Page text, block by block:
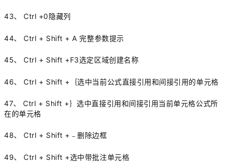
43、 Ctrl +0隐藏列
44、 Ctrl + Shift + A 完整参数提示
45、 Ctrl + Shift +F3选定区域创建名称
46、 Ctrl + Shift +｛选中当前公式直接引用和间接引用的单元格
47、 Ctrl + Shift +｝选中直接引用和间接引用当前单元格公式所
在的单元格
48、 Ctrl + Shift +﹣删除边框
49、 Ctrl + Shift +选中带批注单元格